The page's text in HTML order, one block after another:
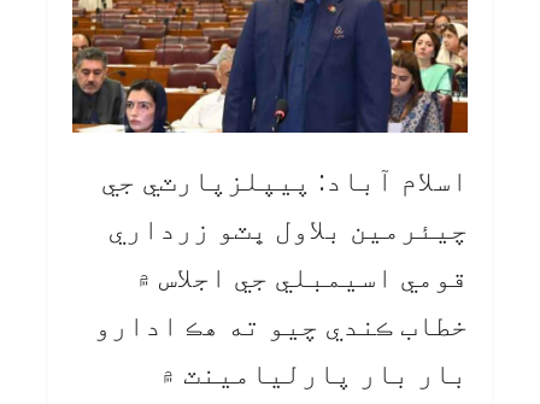
اسلام آباد: پيپلزپارٽي جي
چيئرمين بلاول ڀٽو زرداري
قومي اسيمبلي جي اجلاس ۾
خطاب ڪندي چيو ته هڪ ادارو
بار بار پارليامينٽ ۾